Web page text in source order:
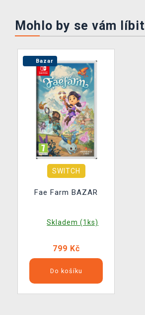
Mohlo by se vám líbit
Bazar
SWITCH
Fae Farm BAZAR
Skladem (1ks)
799 Kč
Do košíku